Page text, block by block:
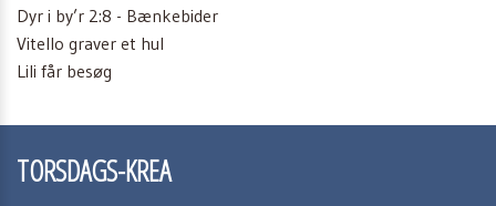
Dyr i by’r 2:8 - Bænkebider
Vitello graver et hul
Lili får besøg
TORSDAGS-KREA